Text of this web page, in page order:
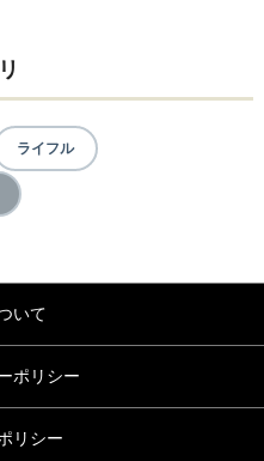
ライフル
いて
ポリシー
リシー